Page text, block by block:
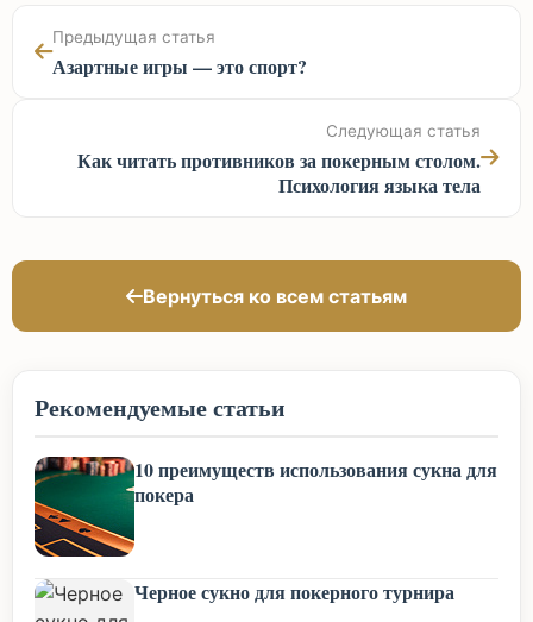
Предыдущая статья
Азартные игры — это спорт?
Следующая статья
Как читать противников за покерным столом.
Психология языка тела
Вернуться ко всем статьям
Рекомендуемые статьи
10 преимуществ использования сукна для
покера
Черное сукно для покерного турнира